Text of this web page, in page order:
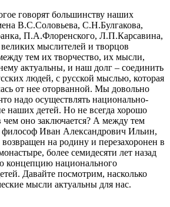
говорят большинству наших
В.С.Соловьева, С.Н.Булгакова,
П.А.Флоренского, Л.П.Карсавина,
мыслителей и творцов
тем их творчество, их мысли,
актуальны, и наш долг – соединить
людей, с русской мыслью, которая
от нее оторванной. Мы довольно
надо осуществлять национально-
наших детей. Но не всегда хорошо
чем оно заключается? А между тем
Иван Александрович Ильин,
на родину и перезахоронен в
более семидесяти лет назад
концепцию национального
Давайте посмотрим, насколько
мысли актуальны для нас.